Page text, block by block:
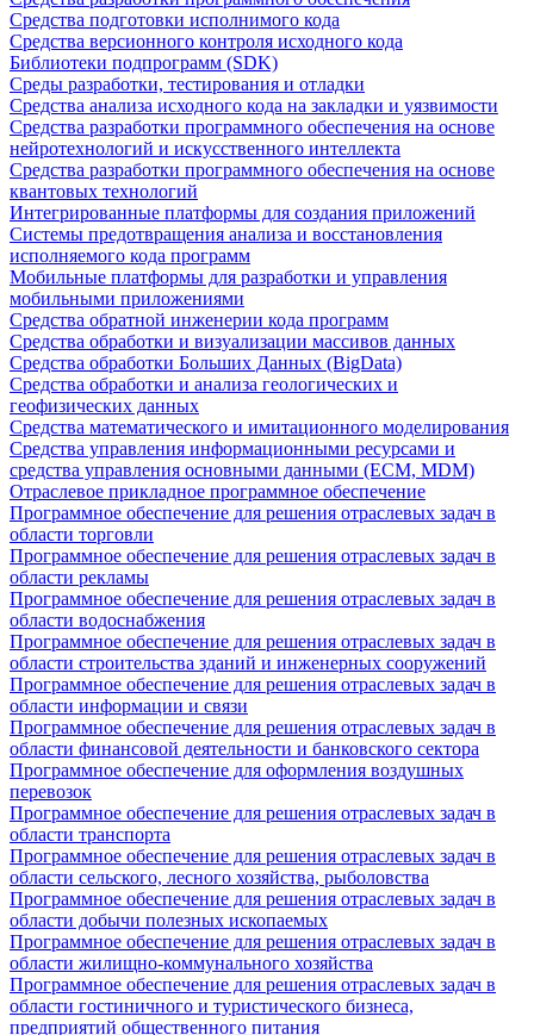
Средства подготовки исполнимого кода
Средства версионного контроля исходного кода
Библиотеки подпрограмм (SDK)
Среды разработки, тестирования и отладки
Средства анализа исходного кода на закладки и уязвимости
Средства разработки программного обеспечения на основе
нейротехнологий и искусственного интеллекта
Средства разработки программного обеспечения на основе
квантовых технологий
Интегрированные платформы для создания приложений
Системы предотвращения анализа и восстановления
исполняемого кода программ
Мобильные платформы для разработки и управления
мобильными приложениями
Средства обратной инженерии кода программ
Средства обработки и визуализации массивов данных
Средства обработки Больших Данных (BigData)
Средства обработки и анализа геологических и
геофизических данных
Средства математического и имитационного моделирования
Средства управления информационными ресурсами и
средства управления основными данными (ECM, MDM)
Отраслевое прикладное программное обеспечение
Программное обеспечение для решения отраслевых задач в
области торговли
Программное обеспечение для решения отраслевых задач в
области рекламы
Программное обеспечение для решения отраслевых задач в
области водоснабжения
Программное обеспечение для решения отраслевых задач в
области строительства зданий и инженерных сооружений
Программное обеспечение для решения отраслевых задач в
области информации и связи
Программное обеспечение для решения отраслевых задач в
области финансовой деятельности и банковского сектора
Программное обеспечение для оформления воздушных
перевозок
Программное обеспечение для решения отраслевых задач в
области транспорта
Программное обеспечение для решения отраслевых задач в
области сельского, лесного хозяйства, рыболовства
Программное обеспечение для решения отраслевых задач в
области добычи полезных ископаемых
Программное обеспечение для решения отраслевых задач в
области жилищно-коммунального хозяйства
Программное обеспечение для решения отраслевых задач в
области гостиничного и туристического бизнеса,
предприятий общественного питания